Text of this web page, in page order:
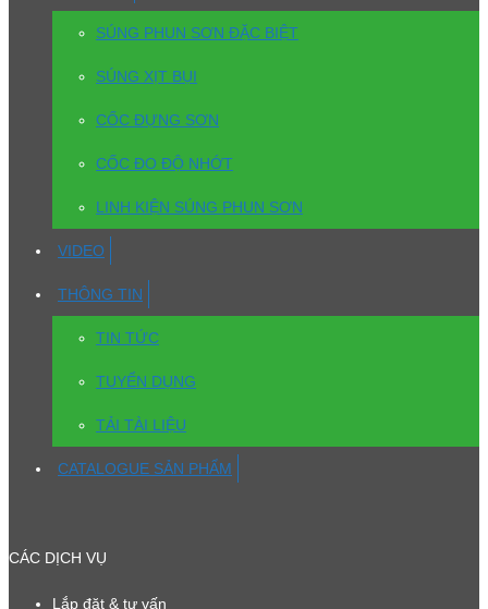
SÚNG PHUN SƠN ĐẶC BIỆT
SÚNG XỊT BỤI
CỐC ĐỰNG SƠN
CỐC ĐO ĐỘ NHỚT
LINH KIỆN SÚNG PHUN SƠN
VIDEO
THÔNG TIN
TIN TỨC
TUYỂN DỤNG
TẢI TÀI LIỆU
CATALOGUE SẢN PHẨM
CÁC DỊCH VỤ
Lắp đặt & tư vấn